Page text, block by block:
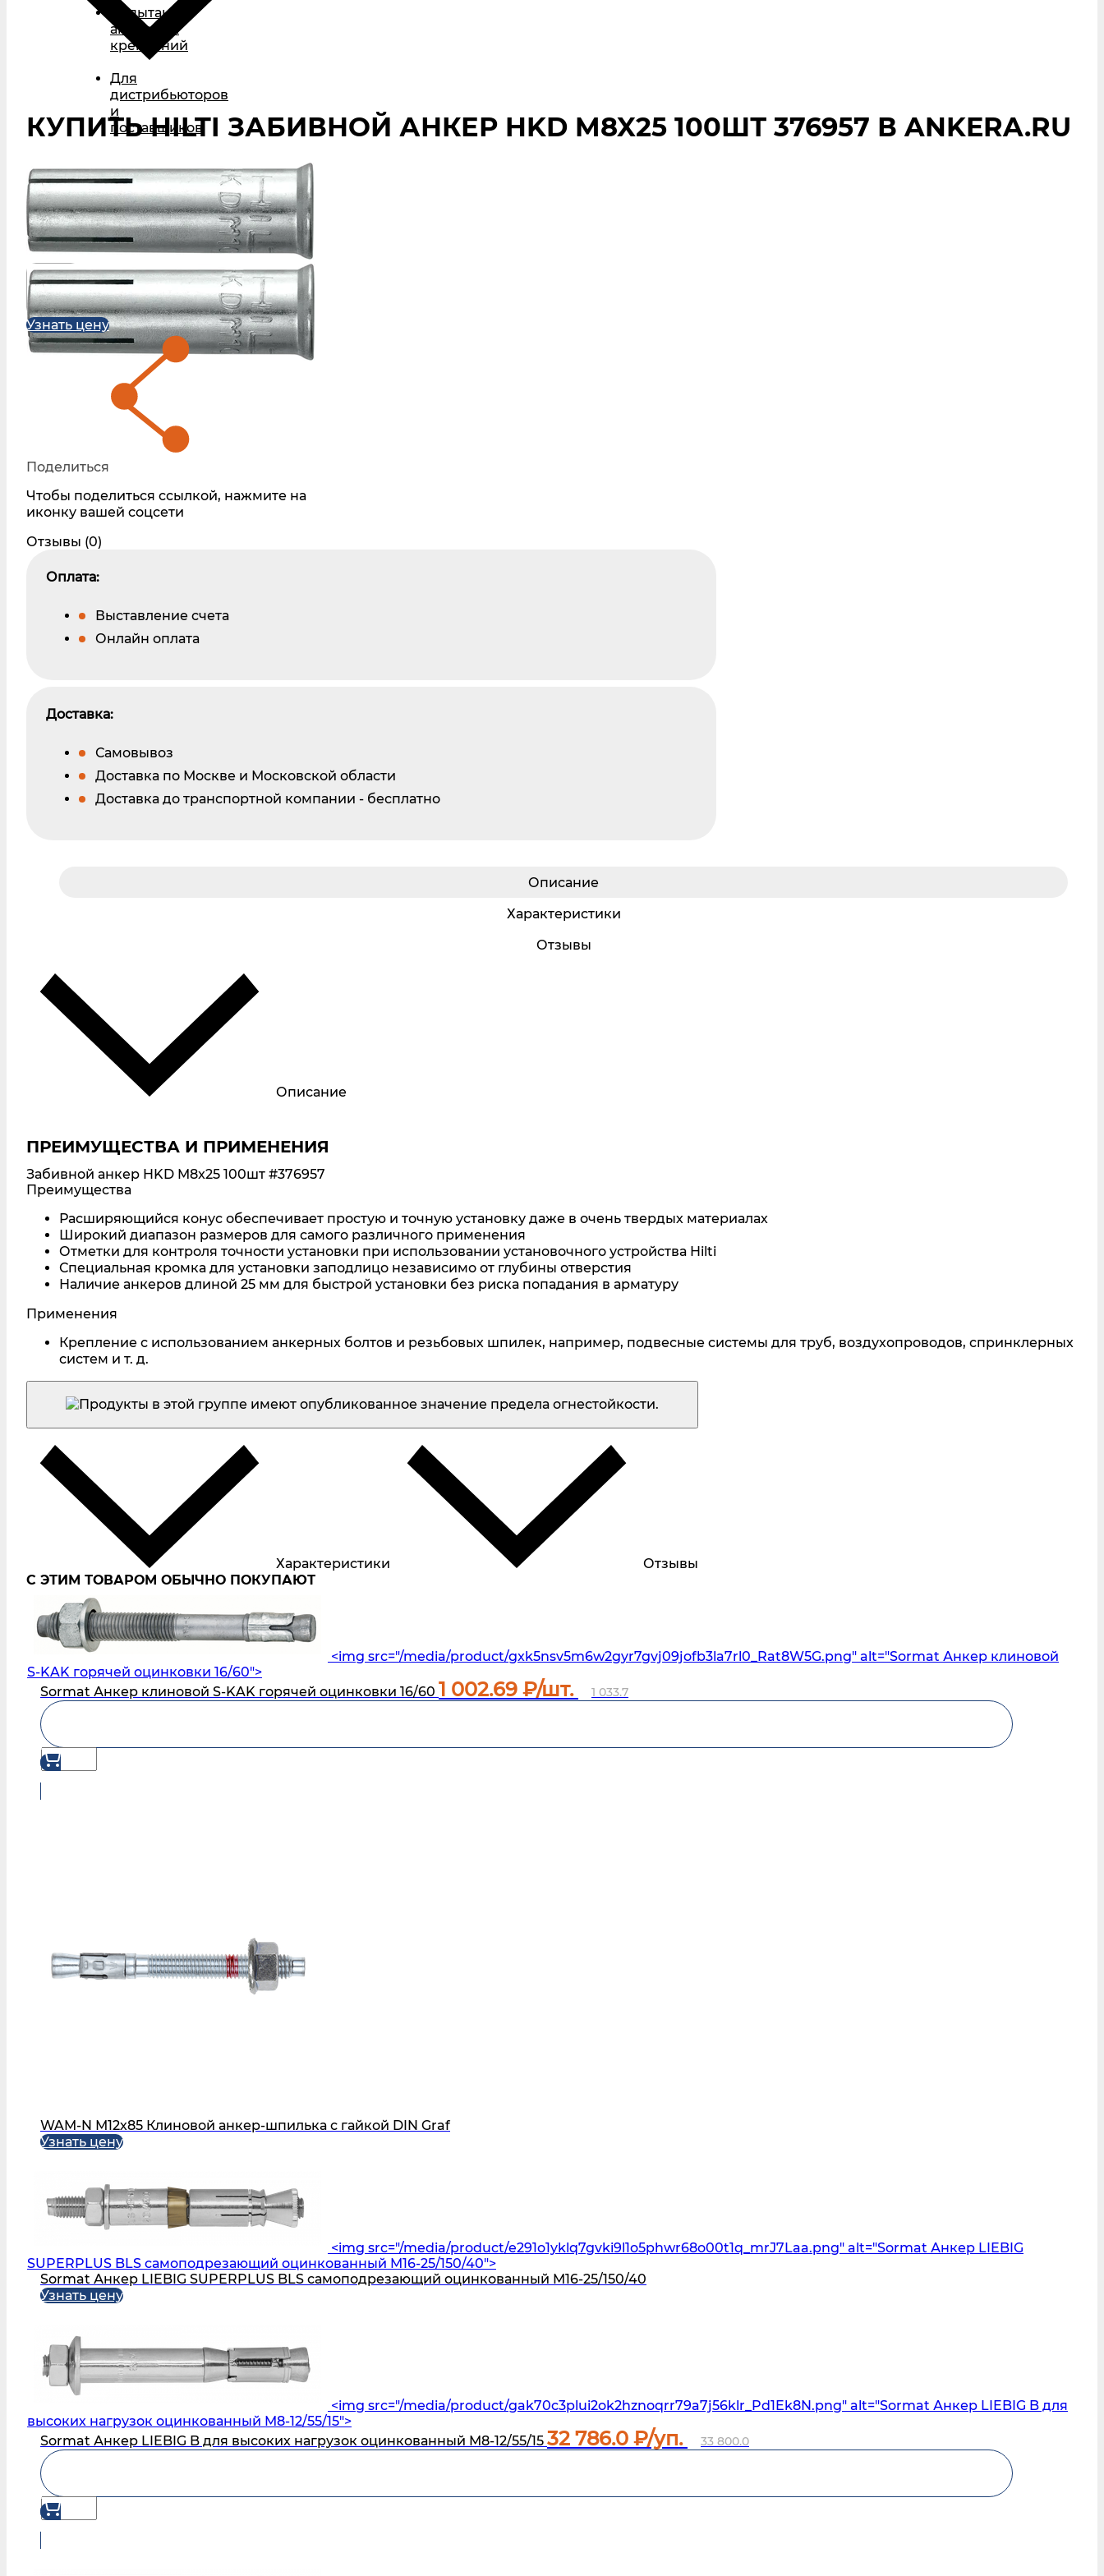
Испытания
анкерных
креплений
Для
дистрибьюторов
и
поставщиков
КУПИТЬ HILTI ЗАБИВНОЙ АНКЕР HKD M8X25 100ШТ 376957 В ANKERA.RU
Узнать цену
Поделиться
Чтобы поделиться ссылкой, нажмите на
иконку вашей соцсети
Отзывы (0)
Оплата:
Выставление счета
Онлайн оплата
Доставка:
Самовывоз
Доставка по Москве и Московской области
Доставка до транспортной компании - бесплатно
Описание
Характеристики
Отзывы
Описание
ПРЕИМУЩЕСТВА И ПРИМЕНЕНИЯ
Забивной анкер HKD M8x25 100шт #376957
Преимущества
Расширяющийся конус обеспечивает простую и точную установку даже в очень твердых материалах
Широкий диапазон размеров для самого различного применения
Отметки для контроля точности установки при использовании установочного устройства Hilti
Специальная кромка для установки заподлицо независимо от глубины отверстия
Наличие анкеров длиной 25 мм для быстрой установки без риска попадания в арматуру
Применения
Крепление с использованием анкерных болтов и резьбовых шпилек, например, подвесные системы для труб, воздухопроводов, спринклерных
систем и т. д.
Характеристики
Отзывы
С ЭТИМ ТОВАРОМ ОБЫЧНО ПОКУПАЮТ
<img src="/media/product/gxk5nsv5m6w2gyr7gvj09jofb3la7rl0_Rat8W5G.png" alt="Sormat Анкер клиновой
S‑KAK горячей оцинковки 16/60">
Sormat Анкер клиновой S‑KAK горячей оцинковки 16/60 1 002.69 ₽/шт. 1 033.7
WAM-N М12х85 Клиновой анкер-шпилька с гайкой DIN Graf
Узнать цену
<img src="/media/product/e291o1yklq7gvki9l1o5phwr68o00t1q_mrJ7Laa.png" alt="Sormat Анкер LIEBIG
SUPERPLUS BLS самоподрезающий оцинкованный M16-25/150/40">
Sormat Анкер LIEBIG SUPERPLUS BLS самоподрезающий оцинкованный M16-25/150/40
Узнать цену
<img src="/media/product/gak70c3plui2ok2hznoqrr79a7j56klr_Pd1Ek8N.png" alt="Sormat Анкер LIEBIG B для
высоких нагрузок оцинкованный M8-12/55/15">
Sormat Анкер LIEBIG B для высоких нагрузок оцинкованный M8-12/55/15 32 786.0 ₽/уп. 33 800.0